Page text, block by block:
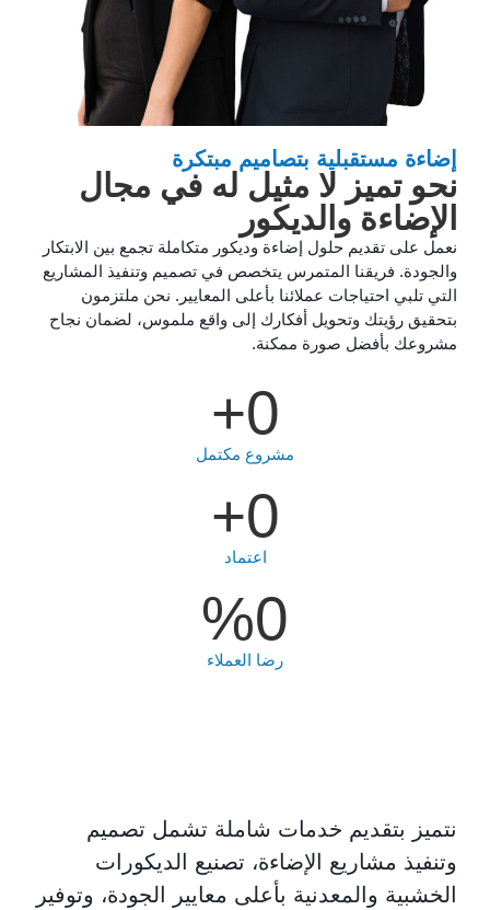
إضاءة مستقبلية بتصاميم مبتكرة
نحو تميز لا مثيل له في مجال
الإضاءة والديكور
نعمل على تقديم حلول إضاءة وديكور متكاملة تجمع بين الابتكار
والجودة. فريقنا المتمرس يتخصص في تصميم وتنفيذ المشاريع
التي تلبي احتياجات عملائنا بأعلى المعايير. نحن ملتزمون
بتحقيق رؤيتك وتحويل أفكارك إلى واقع ملموس، لضمان نجاح
مشروعك بأفضل صورة ممكنة.
مشروع مكتمل
0
+
اعتماد
0
+
رضا العملاء
0
%
نتميز بتقديم خدمات شاملة تشمل تصميم
وتنفيذ مشاريع الإضاءة، تصنيع الديكورات
الخشبية والمعدنية بأعلى معايير الجودة، وتوفير